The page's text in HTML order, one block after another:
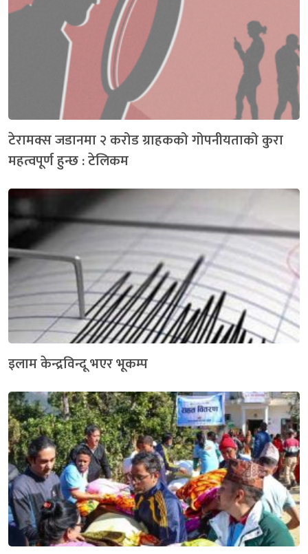
टेरामक्स जडानमा २ करोड ग्राहकको गोपनीयताको कुरा
महत्वपूर्ण हुन्छ : टेलिकम
इलाम केन्द्रविन्दू भएर भूकम्प